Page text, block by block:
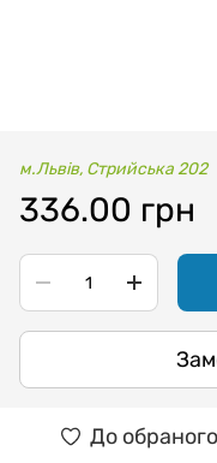
м.Львів, Стрийська 202
336.00 грн
До обраного